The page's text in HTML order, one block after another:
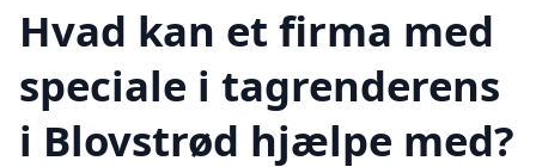
Hvad kan et firma med
speciale i tagrenderens
i Blovstrød hjælpe med?